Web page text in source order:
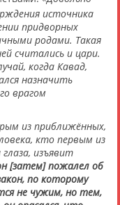
источника
придворных
родами. Такая
считались и цари.
когда Кавад,
назначить
врагом
из приближённых,
кто первым из
изъявит
[затем] пожалел об
по которому
не чужим, но тем,